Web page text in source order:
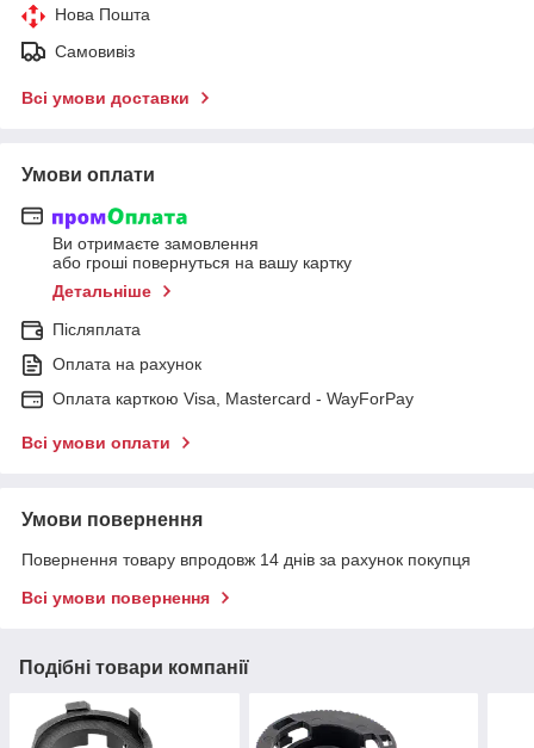
Нова Пошта
Самовивіз
Всі умови доставки
Умови оплати
Ви отримаєте замовлення
або гроші повернуться на вашу картку
Детальніше
Післяплата
Оплата на рахунок
Оплата карткою Visa, Mastercard - WayForPay
Всі умови оплати
Умови повернення
Повернення товару впродовж 14 днів за рахунок покупця
Всі умови повернення
Подібні товари компанії